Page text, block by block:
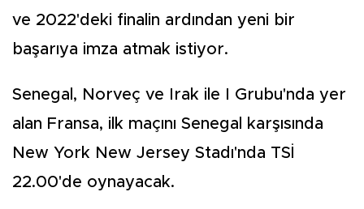
ve 2022'deki finalin ardından yeni bir
başarıya imza atmak istiyor.
Senegal, Norveç ve Irak ile I Grubu'nda yer
alan Fransa, ilk maçını Senegal karşısında
New York New Jersey Stadı'nda TSİ
22.00'de oynayacak.